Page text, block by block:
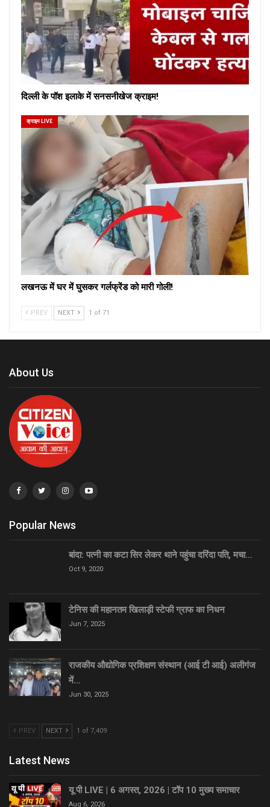
दिल्ली के पॉश इलाके में सनसनीखेज क्राइम!
क्राइम LIVE
लखनऊ में घर में घुसकर गर्लफ्रेंड को मारी गोली!
PREV NEXT 1 of 71
About Us
Popular News
बांदा: पत्नी का कटा सिर लेकर थाने पहुंचा दरिंदा पति, मचा…
Oct 9, 2020
टेनिस की महानतम खिलाड़ी स्टेफी ग्राफ का निधन
Jun 7, 2025
राजकीय औद्योगिक प्रशिक्षण संस्थान (आई टी आई) अलीगंज
में…
Jun 30, 2025
PREV NEXT 1 of 7,409
Latest News
यू पी LIVE | 6 अगस्त, 2026 | टॉप 10 मुख्य समाचार
Aug 6, 2026